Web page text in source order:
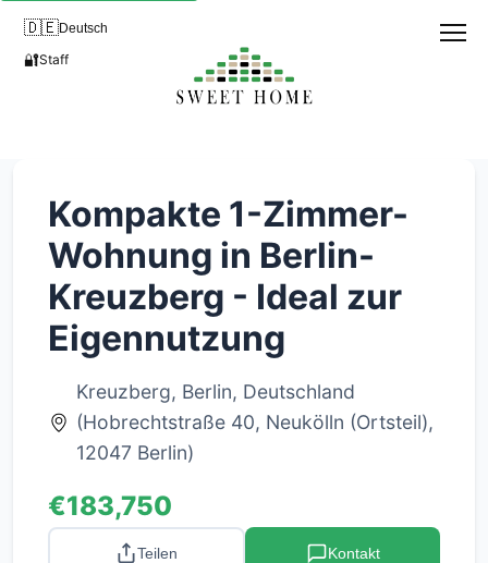
🇩🇪Deutsch
🔐Staff
Kompakte 1-Zimmer-
Wohnung in Berlin-
Kreuzberg - Ideal zur
Eigennutzung
Kreuzberg, Berlin, Deutschland
(Hobrechtstraße 40, Neukölln (Ortsteil),
12047 Berlin)
€183,750
Teilen Kontakt